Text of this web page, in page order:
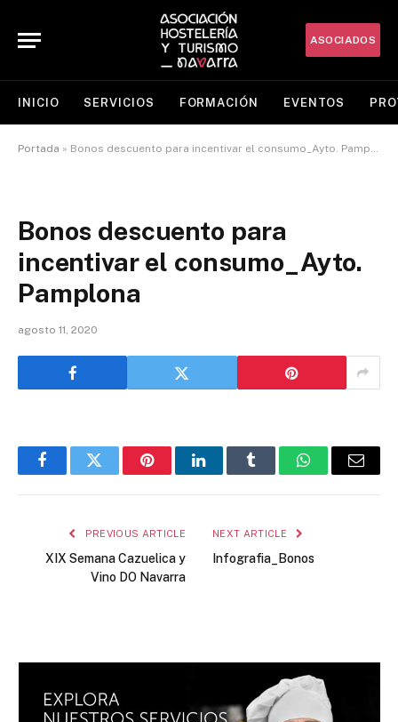
ASOCIADOS
INICIO SERVICIOS FORMACIÓN EVENTOS
Portada » Bonos descuento para incentivar el consumo_Ayto. Pamplona
Bonos descuento para
incentivar el consumo_Ayto.
Pamplona
agosto 11, 2020
FacebookTwitter PinterestLinkedInTumblr WhatsAppEmail
PREVIOUS ARTICLE
XIX Semana Cazuelica y
Vino DO Navarra
NEXT ARTICLE
Infografia_Bonos